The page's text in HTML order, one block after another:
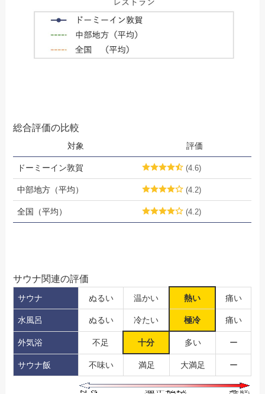
総合評価の比較
対象 評価
ドーミーイン敦賀 (4.6)
中部地方（平均） (4.2)
全国（平均） (4.2)
サウナ関連の評価
サウナ ぬるい 温かい 熱い 痛い
水風呂 ぬるい 冷たい 極冷 痛い
外気浴 不足 十分 多い ー
サウナ飯 不味い 満足 大満足 ー